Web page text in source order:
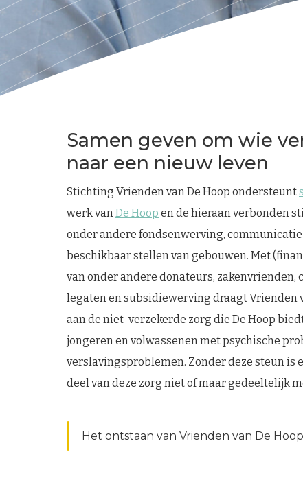
Samen geven om wie
naar een nieuw leven
Stichting Vrienden van De Hoop ondersteunt
werk vanDe Hoop en de hieraan verbonden
onder andere fondsenwerving,
beschikbaar stellen van gebouwen. Met
van onder andere donateurs, zakenvrienden,
legaten en subsidiewerving draagt Vrienden
aan de niet-verzekerde zorg die De Hoop
jongeren en volwassenen met psychische
verslavingsproblemen. Zonder deze steun is
deel van deze zorg niet of maar gedeeltelijk
Het ontstaan van Vrienden van De Hoop